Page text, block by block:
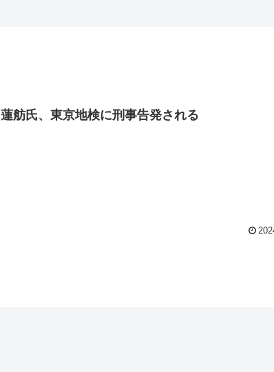
蓮舫氏、東京地検に刑事告発される